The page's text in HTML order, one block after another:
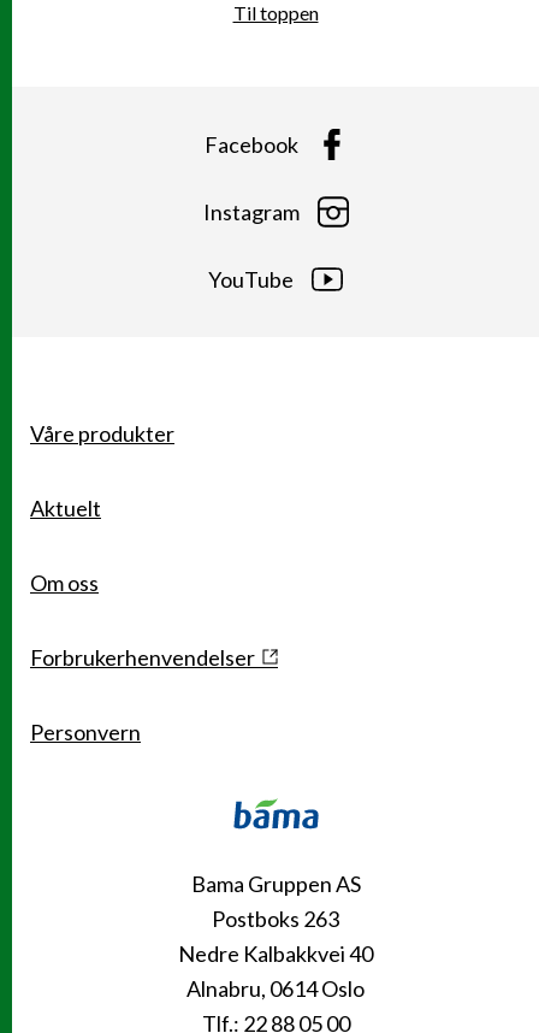
Til toppen
Facebook
Instagram
YouTube
Bama Gruppen AS
Postboks 263
Nedre Kalbakkvei 40
Alnabru, 0614 Oslo
Tlf.: 22 88 05 00
Snarveier
Våre produkter
Aktuelt
Om oss
Forbrukerhenvendelser
Personvern